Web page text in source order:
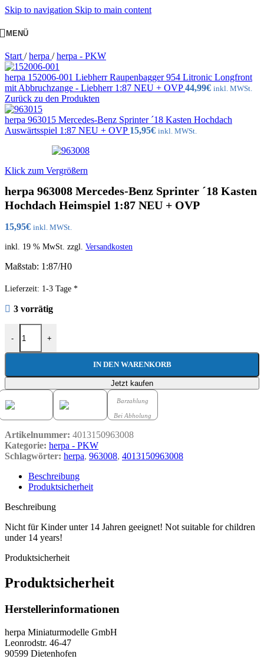
Skip to navigation Skip to main content
MENÜ
Start / herpa / herpa - PKW
herpa 152006-001 Liebherr Raupenbagger 954 Litronic Longfront
mit Abbruchzange - Liebherr 1:87 NEU + OVP44,99€ inkl. MWSt.
Zurück zu den Produkten
herpa 963015 Mercedes-Benz Sprinter ´18 Kasten Hochdach
Auswärtsspiel 1:87 NEU + OVP 15,95€ inkl. MWSt.
Klick zum Vergrößern
herpa 963008 Mercedes-Benz Sprinter ´18 Kasten
Hochdach Heimspiel 1:87 NEU + OVP
15,95€ inkl. MWSt.
inkl. 19 % MwSt. zzgl. Versandkosten
Maßstab: 1:87/H0
Lieferzeit: 1-3 Tage *
3 vorrätig
-
herpa 963008 Mercedes-Benz Sprinter ´18 Kasten Hochdach
+
IN DEN WARENKORB
Jetzt kaufen
Barzahlung
Bei Abholung
Artikelnummer: 4013150963008
Kategorie: herpa - PKW
Schlagwörter: herpa, 963008, 4013150963008
Beschreibung
Produktsicherheit
Beschreibung
Nicht für Kinder unter 14 Jahren geeignet! Not suitable for children
under 14 years!
Produktsicherheit
Produktsicherheit
Herstellerinformationen
herpa Miniaturmodelle GmbH
Leonrodstr. 46-47
90599 Dietenhofen